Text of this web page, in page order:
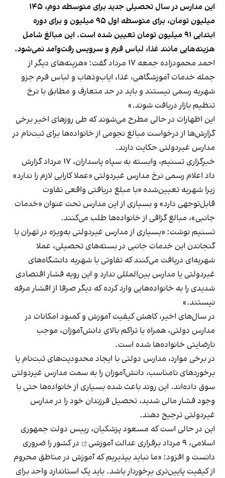
این مدارس در سال تحصیلی جدید برای متوسطه دوم، ۱۴۵
میلیون تومان، برای متوسطه اول ۹۵ میلیون و برای دوره
ابتدایی ۹۱ میلیون تومان تعیین شده است. این مبالغ شامل
هزینه‌هایی مانند غذا، لباس فرم و سرویس رفت‌وآمد نمی‌شود.
احمد محمودزاده جمعه ۱۷ مرداد گفت: «هزینه‌های دیگر از
جمله خدمات آموزشگاهی، غذا، ایاب‌وذهاب و لباس فرم جزو
شهریه رسمی نیستند و باید در حد متعارف و مطابق با نرخ
تنظیم بازار دریافت شوند.»
این اظهارات در حالی مطرح می‌شوند که طی روزهای اخیر برخی
گزارش‌ها از درخواست مبالغ نجومی از خانواده‌ها برای ثبت‌نام در
مدارس غیردولتی حکایت دارند.
خبرگزاری تسنیم، وابسته به سپاه پاسداران، ۱۷ مرداد گزارش
داد اعلام رسمی نرخ مدارس غیردولتی «عملا کارایی لازم را ندارد»
زیرا شهریه تعیین‌شده «با مبلغ دریافتی واقعی تفاوت
قابل‌توجهی دارد» و بسیاری از این مدارس تحت عنوان «خدمات
جانبی»، مبالغ گزافی از خانواده‌ها طلب می‌کنند.
تسنیم نوشت: «بسیاری از مدارس غیردولتی به‌ویژه در تهران با
گنجاندن این خدمات جانبی در بسته‌های تحصیلی، عملا
شهریه‌ای دریافت می‌کنند که تفاوتی با شهریه دانشگاه‌های
غیردولتی یا مدارس بین‌المللی ندارد و این رویه فشار اقتصادی
شدیدی را به خانواده‌هایی وارد کرده که دیگر صرفا از اقشار مرفه
نیستند.»
در سال‌های اخیر، کاهش کیفیت آموزش و کمبود امکانات در
مدارس دولتی، همراه با تراکم بالای دانش‌آموزان، موجب
نارضایتی خانواده‌ها شده است.
در برخی موارد، مدارس دولتی با ایجاد محدودیت‌های ثبت‌نام یا
برخوردهای نامناسب، دانش‌آموزان را به سمت مدارس غیردولتی
سوق داده‌اند. این روند باعث شده بسیاری از خانواده‌ها حتی با
وجود فشار مالی شدید، تحصیل فرزندان خود را در مدارس
غیردولتی ترجیح دهند.
این در حالی است که مسعود پزشکیان، رییس‌ دولت جمهوری
اسلامی، ۹ مرداد
برقراری عدالت آموزشی
در کشور را ضروری
دانست و افزود: «ما نباید بپذیریم که آموزش در مناطق محروم
از کیفیت پایین‌تری برخوردار باشد. باید یک استاندارد واحد برای